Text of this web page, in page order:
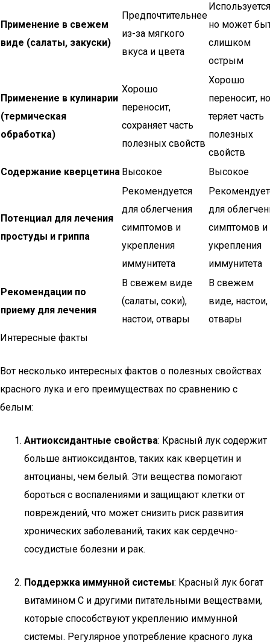
Применение в свежем
виде (салаты, закуски)
Предпочтительнее
из-за мягкого
вкуса и цвета
но может
слишком
острым
Применение в кулинарии
(термическая
обработка)
Хорошо
переносит,
сохраняет часть
полезных свойств
Хорошо
переносит, но
теряет часть
полезных
свойств
Содержание кверцетина Высокое Высокое
Потенциал для лечения
простуды и гриппа
Рекомендуется
для облегчения
симптомов и
укрепления
иммунитета
для
симптомов и
укрепления
иммунитета
Рекомендации по
приему для лечения
В свежем виде
(салаты, соки),
настои, отвары
В свежем
виде, настои,
отвары
Интересные факты
Вот несколько интересных фактов о полезных свойствах
красного лука и его преимуществах по сравнению с
белым:
Антиоксидантные свойства: Красный лук содержит
больше антиоксидантов, таких как кверцетин и
антоцианы, чем белый. Эти вещества помогают
бороться с воспалениями и защищают клетки от
повреждений, что может снизить риск развития
хронических заболеваний, таких как сердечно-
сосудистые болезни и рак.
Поддержка иммунной системы: Красный лук богат
витамином C и другими питательными веществами,
которые способствуют укреплению иммунной
системы. Регулярное употребление красного лука